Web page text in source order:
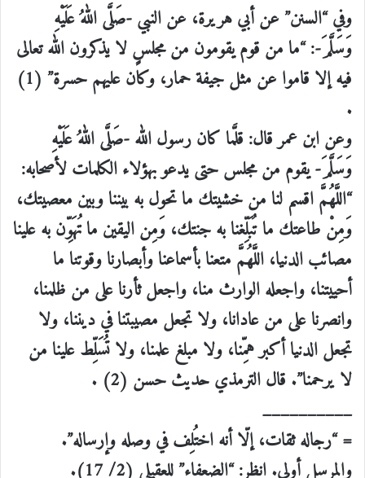
وفي “السنن” عن أبي هريرة، عن النبي -صَلَّى اللهُ عَلَيْهِ
وَسَلَّمَ-: “ما من قوم يقومون من مجلسٍ لا يذكرون الله تعالى
فيه إلا قاموا عن مثل جيفة حمار، وكان عليهم حسرة” (1)
.
وعن ابن عمر قال: قلَّما كان رسول الله -صَلَّى اللهُ عَلَيْهِ
وَسَلَّمَ- يقوم من مجلس حتى يدعو بهؤلاء الكلمات لأصحابه:
“اللَّهُمَّ اقسم لنا من خشيتك ما تحول به بيننا وبين معصيتك،
وَمِنْ طاعتك ما تُبَلِّغنا به جنتك، وَمِن اليقين ما تُهَوِّن به علينا
مصائب الدنيا، اللَّهُمَّ متعنا بأسماعنا وأبصارنا وقوتنا ما
أحييتنا، واجعله الوارث منا، واجعل ثأرنا على من ظلمنا،
وانصرنا على من عادانا، ولا تجعل مصيبتنا في ديننا، ولا
تجعل الدنيا أكبر همِّنا، ولا مبلغ علمنا، ولا تُسَلِّط علينا من
لا يرحمنا”. قال الترمذي حديث حسن (2) .
__________
= “رجاله ثقات، إلّا أنه اختُلِف في وصله وإرساله”.